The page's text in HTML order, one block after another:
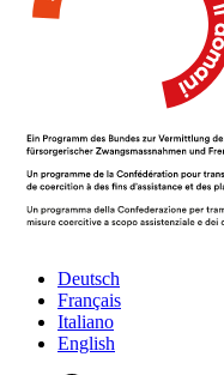
Deutsch
Français
Italiano
English